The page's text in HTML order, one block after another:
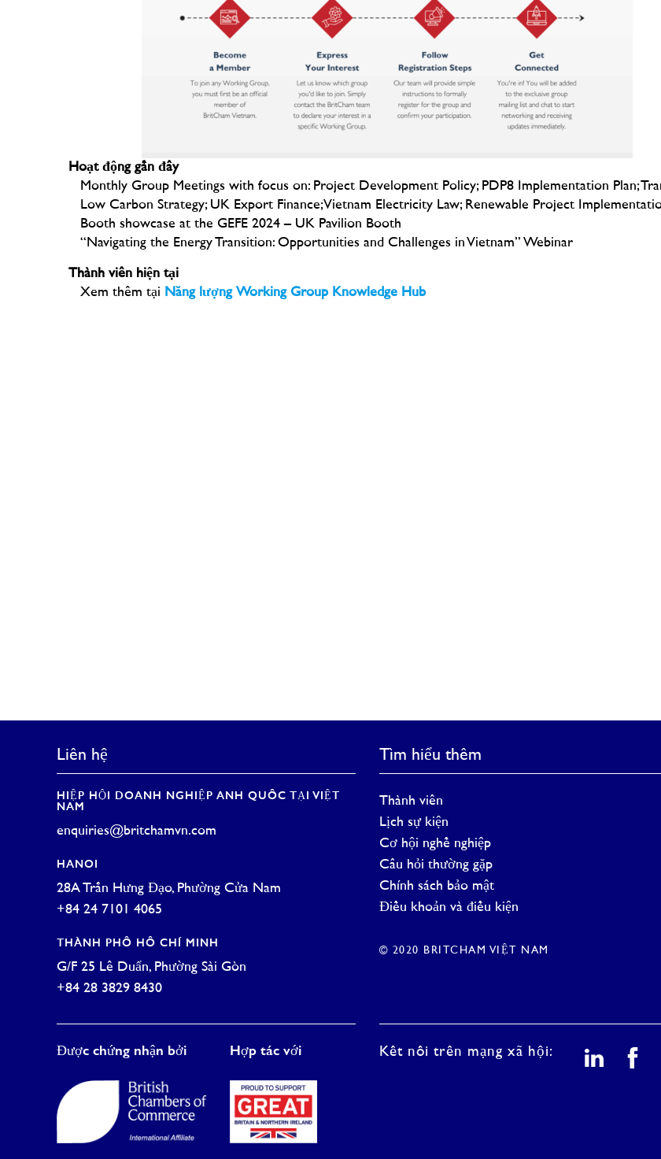
Hoạt động gần đây
Monthly Group Meetings with focus on: Project Development Policy; PDP8 Implementation Plan;
Low Carbon Strategy; UK Export Finance; Vietnam Electricity Law; Renewable Project
Booth showcase at the GEFE 2024 – UK Pavilion Booth
“Navigating the Energy Transition: Opportunities and Challenges in Vietnam” Webinar
Thành viên hiện tại
Xem thêm tại Năng lượng Working Group Knowledge Hub
Liên hệ
HIỆP HỘI DOANH NGHIỆP ANH QUỐC TẠI VIỆT
NAM
enquiries@britchamvn.com
HANOI
28A Trần Hưng Đạo, Phường Cửa Nam
+84 24 7101 4065
THÀNH PHỐ HỒ CHÍ MINH
G/F 25 Lê Duẩn, Phường Sài Gòn
+84 28 3829 8430
Tìm hiểu thêm
Thành viên
Lịch sự kiện
Cơ hội nghề nghiệp
Câu hỏi thường gặp
Chính sách bảo mật
Điều khoản và điều kiện
© 2020 BRITCHAM VIỆT NAM
Được chứng nhận bởi Hợp tác với Kết nối trên mạng xã hội: